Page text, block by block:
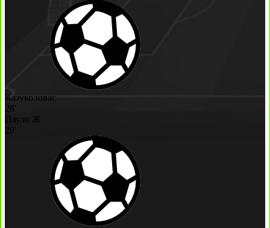
Казуколовас
28'
Пауло Ж
29'